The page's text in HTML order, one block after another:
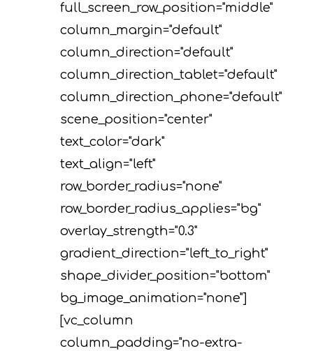
full_screen_row_position="middle"
column_margin="default"
column_direction="default"
column_direction_tablet="default"
column_direction_phone="default"
scene_position="center"
text_color="dark"
text_align="left"
row_border_radius="none"
row_border_radius_applies="bg"
overlay_strength="0.3"
gradient_direction="left_to_right"
shape_divider_position="bottom"
bg_image_animation="none"]
[vc_column
column_padding="no-extra-